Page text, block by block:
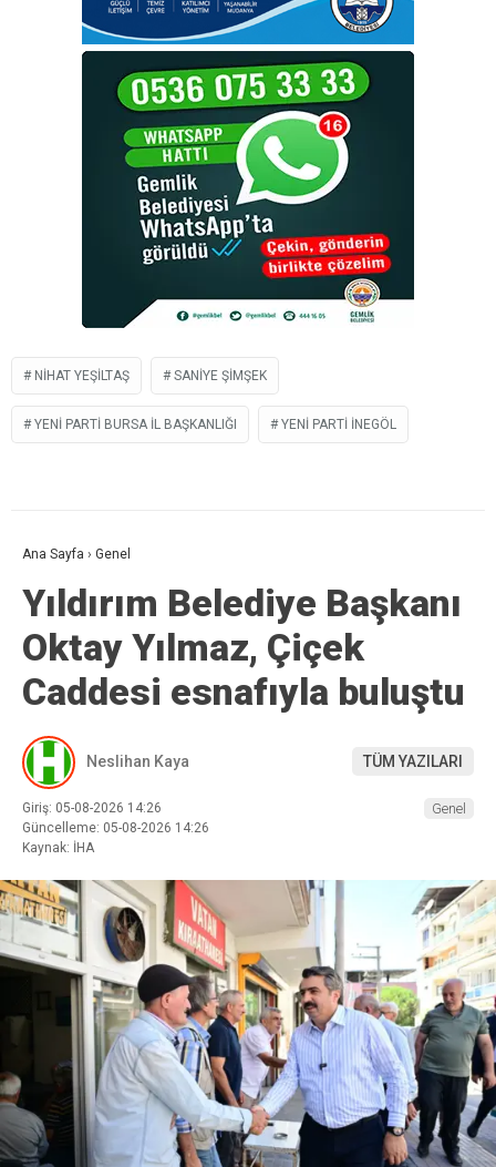
NIHAT YEŞILTAŞ SANIYE ŞIMŞEK
YENI PARTI BURSA IL BAŞKANLIĞI YENİ PARTI İNEGÖL
Ana Sayfa › Genel
Yıldırım Belediye Başkanı
Oktay Yılmaz, Çiçek
Caddesi esnafıyla buluştu
Neslihan Kaya TÜM YAZILARI
Giriş: 05-08-2026 14:26
Güncelleme: 05-08-2026 14:26
Kaynak: İHA
Genel